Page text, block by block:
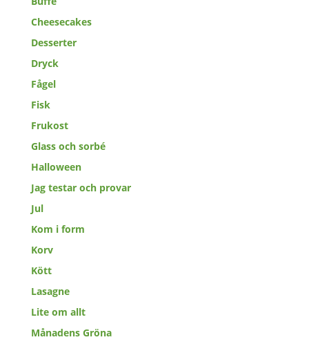
Cheesecakes
Desserter
Dryck
Fågel
Fisk
Frukost
Glass och sorbé
Halloween
Jag testar och provar
Jul
Kom i form
Korv
Kött
Lasagne
Lite om allt
Månadens Gröna